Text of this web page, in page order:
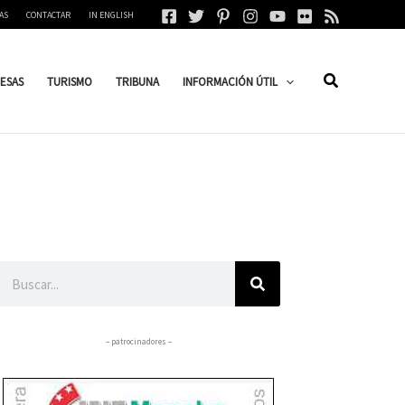
CONTACTAR IN ENGLISH
TURISMO TRIBUNA INFORMACIÓN ÚTIL
– patrocinadores –